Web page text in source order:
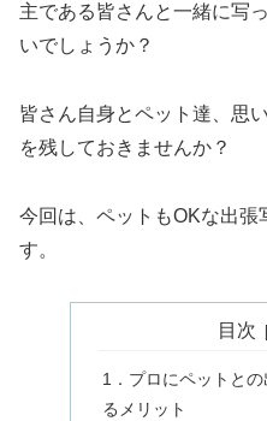
主である皆さんと一緒に写
いでしょうか？
皆さん自身とペット達、思
を残しておきませんか？
今回は、ペットもOKな出張
す。
目次
1．プロにペットと
るメリット